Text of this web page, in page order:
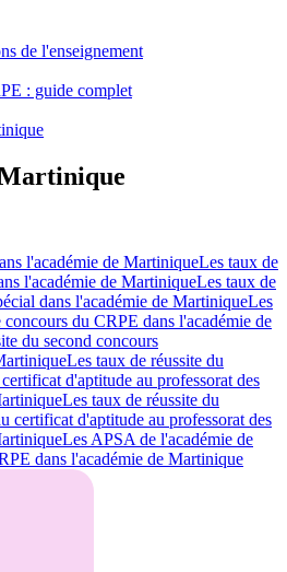
de l'enseignement
: guide complet
l'académie de MartiniqueLes taux de
l'académie de MartiniqueLes taux de
dans l'académie de MartiniqueLes
du CRPE dans l'académie de
du second concours
Les taux de réussite du
d'aptitude au professorat des
Les taux de réussite du
certificat d'aptitude au professorat des
Les APSA de l'académie de
dans l'académie de Martinique